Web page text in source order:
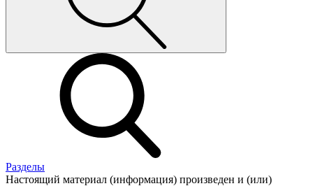
Разделы
Настоящий материал (информация) произведен и (или)